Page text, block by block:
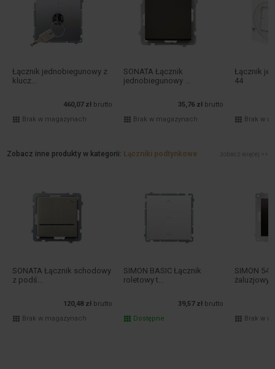
Łącznik jednobiegunowy z
klucz...
460,07 zł brutto
Brak w magazynach
SONATA Łącznik
jednobiegunowy ...
35,76 zł brutto
Brak w magazynach
Łącznik
44
Brak w
Zobacz inne produkty w kategorii: Łączniki podtynkowe zobacz więcej >>
SONATA Łącznik schodowy
z podś...
120,48 zł brutto
Brak w magazynach
SIMON BASIC Łącznik
roletowy t...
39,57 zł brutto
Dostępne
SIMON 54
żaluzjowy
Brak w